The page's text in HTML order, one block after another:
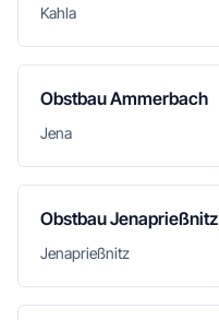
Kahla
Obstbau Ammerbach
Jena
Obstbau Jenaprießnitz
Jenaprießnitz